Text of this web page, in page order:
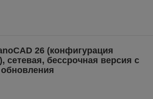
26 (конфигурация
сетевая, бессрочная версия с